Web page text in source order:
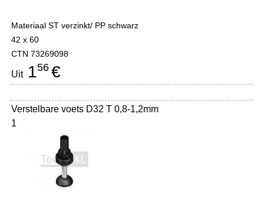
Materiaal ST verzinkt/ PP schwarz
42 x 60
CTN 73269098
Uit156 €
Verstelbare voets D32 T 0,8-1,2mm
1